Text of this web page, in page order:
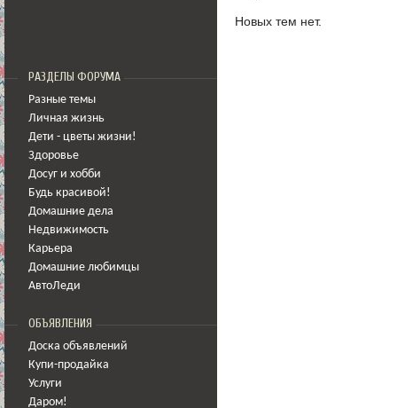
РАЗДЕЛЫ ФОРУМА
Разные темы
Личная жизнь
Дети - цветы жизни!
Здоровье
Досуг и хобби
Будь красивой!
Домашние дела
Недвижимость
Карьера
Домашние любимцы
АвтоЛеди
ОБЪЯВЛЕНИЯ
Доска объявлений
Купи-продайка
Услуги
Даром!
Новых тем нет.